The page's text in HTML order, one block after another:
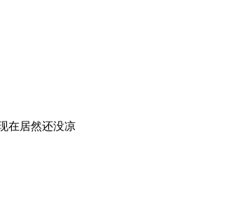
在居然还没凉